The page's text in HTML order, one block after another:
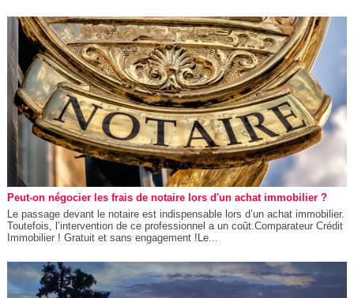
Peut-on négocier les frais de notaire lors d'un achat immobilier ?
Le passage devant le notaire est indispensable lors d’un achat immobilier.
Toutefois, l’intervention de ce professionnel a un coût.Comparateur Crédit
Immobilier ! Gratuit et sans engagement !Le...